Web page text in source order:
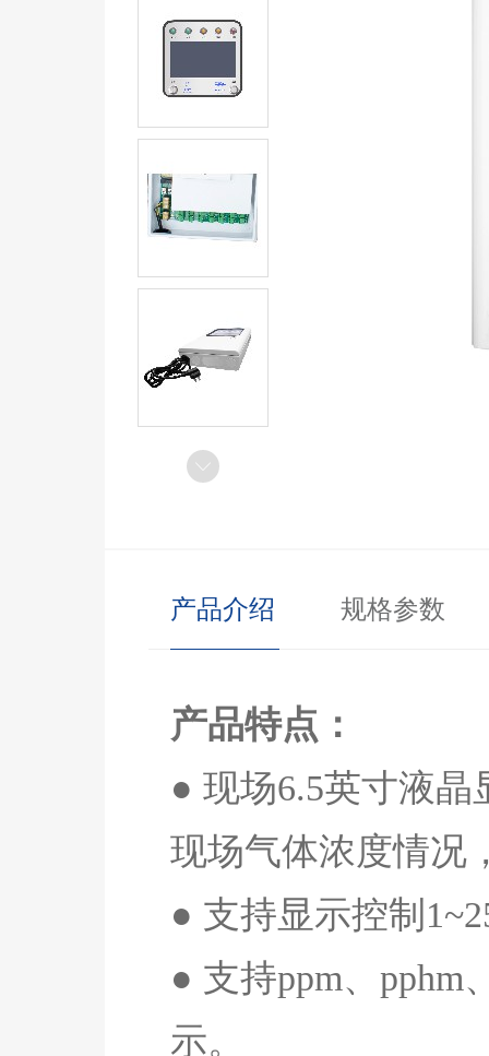
产品介绍 规格参数
产品特点：
● 现场6.5英寸液晶
现场气体浓度情况
● 支持显示控制
● 支持ppm、 pphm
示。